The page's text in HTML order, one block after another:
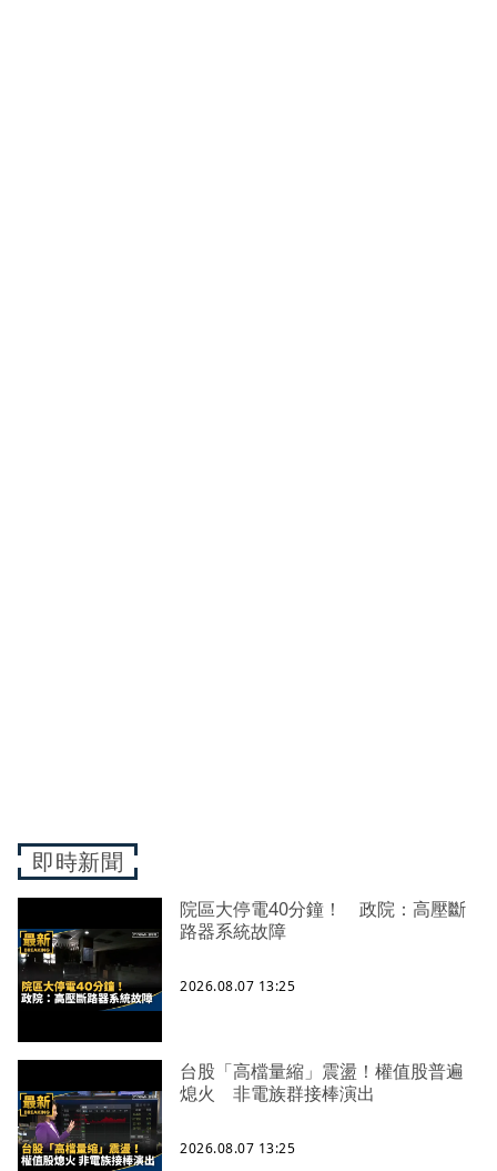
即時新聞
院區大停電40分鐘！ 政院：高壓斷
路器系統故障
2026.08.07 13:25
台股「高檔量縮」震盪！權值股普遍
熄火 非電族群接棒演出
2026.08.07 13:25